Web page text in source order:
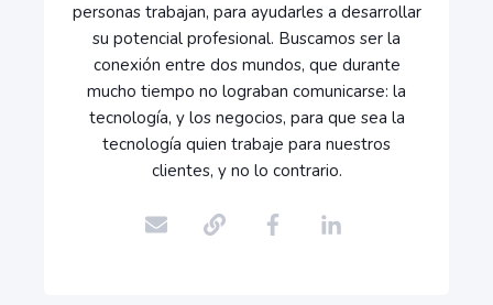
personas trabajan, para ayudarles a desarrollar
su potencial profesional. Buscamos ser la
conexión entre dos mundos, que durante
mucho tiempo no lograban comunicarse: la
tecnología, y los negocios, para que sea la
tecnología quien trabaje para nuestros
clientes, y no lo contrario.